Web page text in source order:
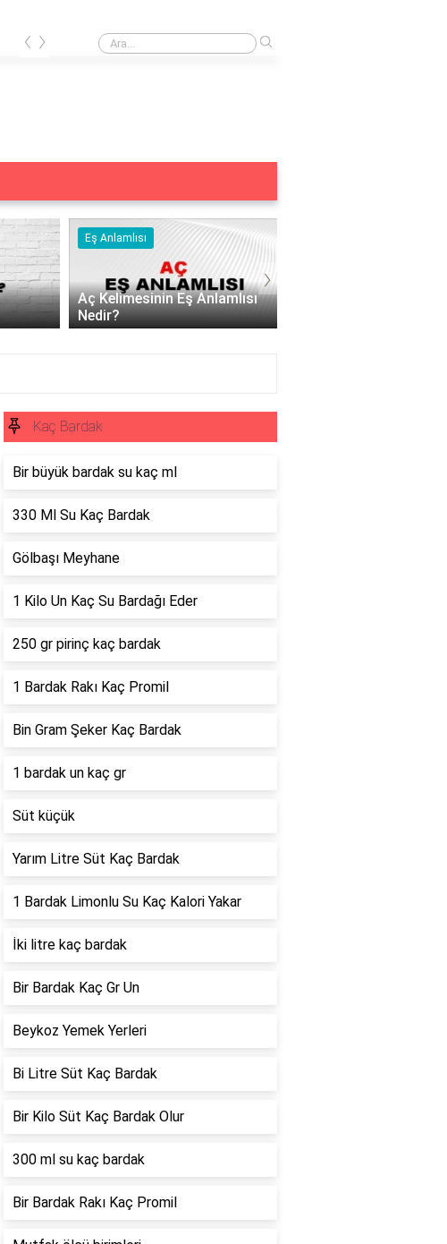
Cebeci Plajı nerede bulunur?
‹ ›
Eş Anlamlısı
Aç Kelimesinin Eş Anlamlısı
Nedir?
›
Kaç Bardak
Bir büyük bardak su kaç ml
330 Ml Su Kaç Bardak
Gölbaşı Meyhane
1 Kilo Un Kaç Su Bardağı Eder
250 gr pirinç kaç bardak
1 Bardak Rakı Kaç Promil
Bin Gram Şeker Kaç Bardak
1 bardak un kaç gr
Süt küçük
Yarım Litre Süt Kaç Bardak
1 Bardak Limonlu Su Kaç Kalori Yakar
İki litre kaç bardak
Bir Bardak Kaç Gr Un
Beykoz Yemek Yerleri
Bi Litre Süt Kaç Bardak
Bir Kilo Süt Kaç Bardak Olur
300 ml su kaç bardak
Bir Bardak Rakı Kaç Promil